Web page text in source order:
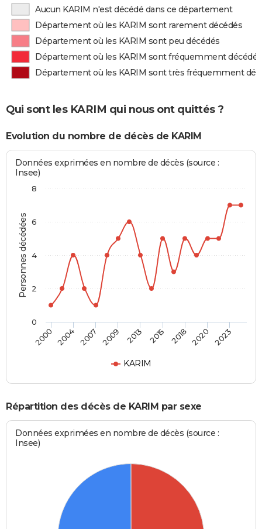
Aucun KARIM n'est décédé dans ce département
Département où les KARIM sont rarement décédés
Département où les KARIM sont peu décédés
Département où les KARIM sont fréquemment décédés
Département où les KARIM sont très fréquemment
Qui sont les KARIM qui nous ont quittés ?
Evolution du nombre de décès de KARIM
Personnes décédées
Données exprimées en nombre de décès (source :
Insee)
KARIM
2000 2004 2007 2009 2013 2015 2018 2020 2023
0
2
4
6
8
Répartition des décès de KARIM par sexe
Données exprimées en nombre de décès (source :
Insee)